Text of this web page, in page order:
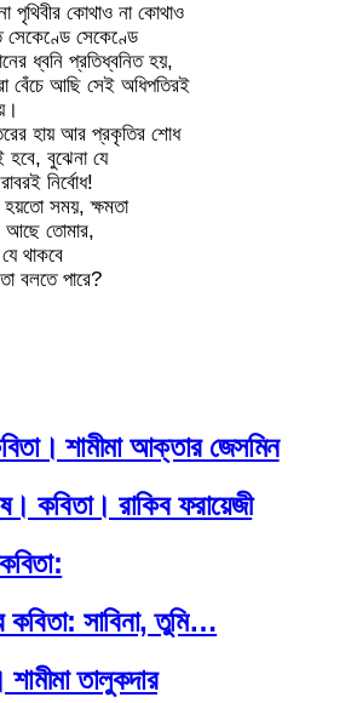
পৃথিবীর কোথাও না কোথাও
সেকেণ্ডে সেকেণ্ডে
ধ্বনি প্রতিধ্বনিত হয়,
বেঁচে আছি সেই অধিপতিরই
হায় আর প্রকৃতির শোধ
হবে, বুঝেনা যে
নির্বোধ!
সময়, ক্ষমতা
আছে তোমার,
থাকবে
বলতে পারে?
শামীমা আক্তার জেসমিন
কবিতা। রাকিব ফরায়েজী
সাবিনা, তুমি…
তালুকদার